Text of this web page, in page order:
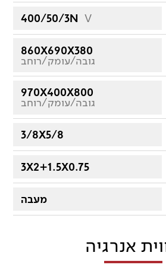
400/50/3N V
860X690X380
גובה/עומק/רוחב
970X400X800
גובה/עומק/רוחב
3/8X5/8
3X2+1.5X0.75
מעבה
אנרגיה